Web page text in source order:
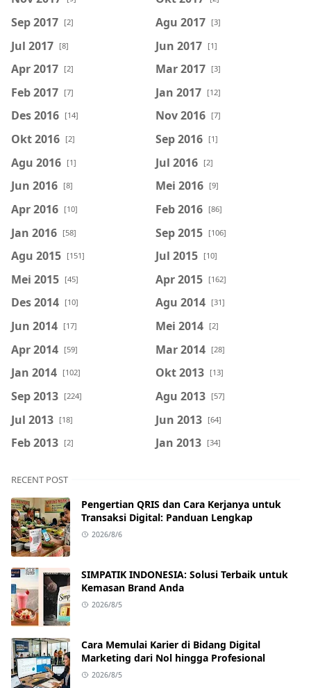
Sep 2017 [2] Agu 2017 [3]
Jul 2017 [8] Jun 2017 [1]
Apr 2017 [2] Mar 2017 [3]
Feb 2017 [7] Jan 2017 [12]
Des 2016 [14] Nov 2016 [7]
Okt 2016 [2] Sep 2016 [1]
Agu 2016 [1] Jul 2016 [2]
Jun 2016 [8] Mei 2016 [9]
Apr 2016 [10] Feb 2016 [86]
Jan 2016 [58] Sep 2015 [106]
Agu 2015 [151] Jul 2015 [10]
Mei 2015 [45] Apr 2015 [162]
Des 2014 [10] Agu 2014 [31]
Jun 2014 [17] Mei 2014 [2]
Apr 2014 [59] Mar 2014 [28]
Jan 2014 [102] Okt 2013 [13]
Sep 2013 [224] Agu 2013 [57]
Jul 2013 [18] Jun 2013 [64]
Feb 2013 [2] Jan 2013 [34]
RECENT POST
Pengertian QRIS dan Cara Kerjanya untuk
Transaksi Digital: Panduan Lengkap
2026/8/6
SIMPATIK INDONESIA: Solusi Terbaik untuk
Kemasan Brand Anda
2026/8/5
Cara Memulai Karier di Bidang Digital
Marketing dari Nol hingga Profesional
2026/8/5